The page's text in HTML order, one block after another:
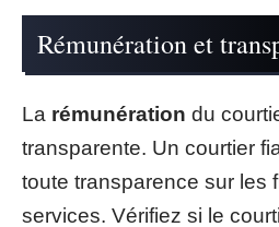
Rémunération et
La rémunération du
transparente. Un courtier
toute transparence sur les
services. Vérifiez si le